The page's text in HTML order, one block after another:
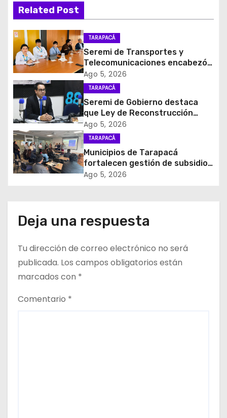
a
c
i
ó
n
d
e
e
r
a
d
Related Post
TARAPACÁ
Seremi de Transportes y
Telecomunicaciones encabezó
primera mesa de coordinación
para el retiro de cables en
desuso en Iquique
Ago 5, 2026
TARAPACÁ
Seremi de Gobierno destaca
que Ley de Reconstrucción
Nacional impulsará la inversión
y el empleo en Tarapacá
Ago 5, 2026
TARAPACÁ
Municipios de Tarapacá
fortalecen gestión de subsidios
de agua potable en jornada
Ago 5, 2026
Deja una respuesta
Tu dirección de correo electrónico no será
publicada. Los campos obligatorios están
marcados con *
Comentario *